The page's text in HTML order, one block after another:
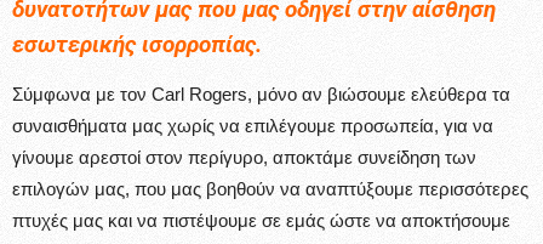
δυνατοτήτων μας που μας οδηγεί στην αίσθηση
εσωτερικής ισορροπίας.
Σύμφωνα με τον Carl Rogers, μόνο αν βιώσουμε ελεύθερα τα
συναισθήματα μας χωρίς να επιλέγουμε προσωπεία, για να
γίνουμε αρεστοί στον περίγυρο, αποκτάμε συνείδηση των
επιλογών μας, που μας βοηθούν να αναπτύξουμε περισσότερες
πτυχές μας και να πιστέψουμε σε εμάς ώστε να αποκτήσουμε